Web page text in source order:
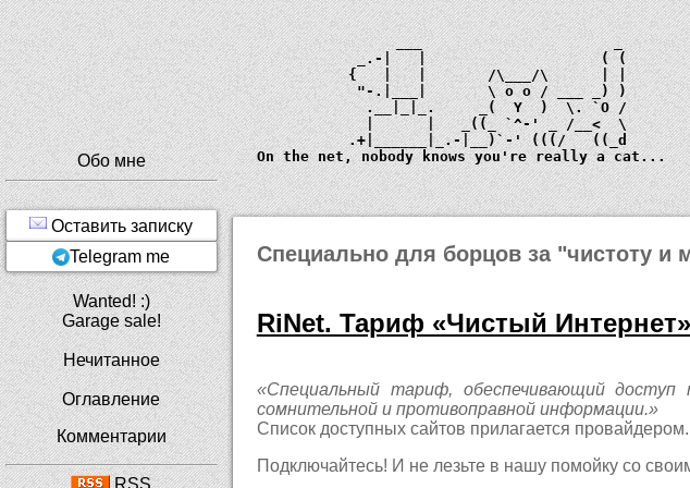
             ___
               _
         _.-|   |
              ( (
        {   |   |
/\___/\      | |
         "-.|___|
\ o o
/ ___ _) )
          .__|_|_.
_(  Y  )  \. `O /
          |      |   _
((_ `^-' _ /__<  \
        .+|______|_.-|__)
`-' (((/   ((_d
  On the net, nobody knows you're really a cat...
Специально для борцов за "чистоту и
RiNet. Тариф «Чистый Интернет»
«Специальный тариф, обеспечивающий
сомнительной и противоправной информации.»
Список доступных сайтов прилагается провайдером.
Подключайтесь! И не лезьте в нашу помойку со
Обо мне
Оставить записку
Telegram me
Wanted! :)
Garage sale!
Нечитанное
Оглавление
Комментарии
RSS